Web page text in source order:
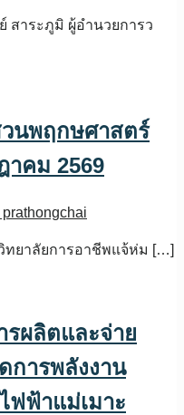
สาระภูมิ ผู้อำนวยการว
นพฤกษศาสตร์
าคม 2569
ทยาลัยการอาชีพแจ้ห่ม […]
รผลิตและจ่าย
การพลังงาน
ฟฟ้าแม่เมาะ